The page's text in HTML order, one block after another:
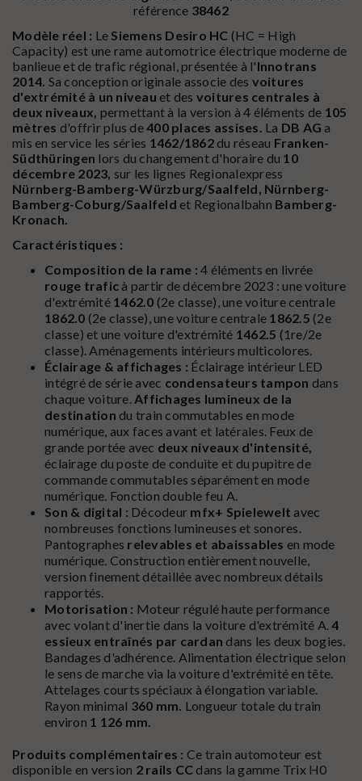
référence 38462
Modèle réel : Le Siemens Desiro HC (HC = High
Capacity) est une rame automotrice électrique moderne de
banlieue et de trafic régional, présentée à l'Innotrans
2014. Sa conception originale associe des voitures
d'extrémité à un niveau et des voitures centrales à
deux niveaux, permettant à la version à 4 éléments de 105
mètres d'offrir plus de400 places assises. La DB AG a
mis en service les séries 1462/1862du réseau Franken-
Südthüringen lors du changement d'horaire du 10
décembre 2023, sur les lignes Regionalexpress
Nürnberg-Bamberg-Würzburg/Saalfeld, Nürnberg-
Bamberg-Coburg/Saalfeld et Regionalbahn Bamberg-
Kronach.
Caractéristiques :
Composition de la rame : 4 éléments en livrée
rouge trafic à partir de décembre 2023 : une voiture
d'extrémité 1462.0 (2e classe), une voiture centrale
1862.0 (2e classe), une voiture centrale 1862.5 (2e
classe) et une voiture d'extrémité 1462.5 (1re/2e
classe). Aménagements intérieurs multicolores.
Éclairage & affichages : Éclairage intérieur LED
intégré de série avec condensateurs tampon dans
chaque voiture. Affichages lumineux de la
destination du train commutables en mode
numérique, aux faces avant et latérales. Feux de
grande portée avec deux niveaux d'intensité,
éclairage du poste de conduite et du pupitre de
commande commutables séparément en mode
numérique. Fonction double feu A.
Son & digital : Décodeur mfx+ Spielewelt avec
nombreuses fonctions lumineuses et sonores.
Pantographes relevables et abaissables en mode
numérique. Construction entièrement nouvelle,
version finement détaillée avec nombreux détails
rapportés.
Motorisation : Moteur régulé haute performance
avec volant d'inertie dans la voiture d'extrémité A.4
essieux entraînés par cardan dans les deux bogies.
Bandages d'adhérence. Alimentation électrique selon
le sens de marche via la voiture d'extrémité en tête.
Attelages courts spéciaux à élongation variable.
Rayon minimal 360 mm. Longueur totale du train
environ 1 126 mm.
Produits complémentaires : Ce train automoteur est
disponible en version 2 rails CC dans la gamme Trix H0